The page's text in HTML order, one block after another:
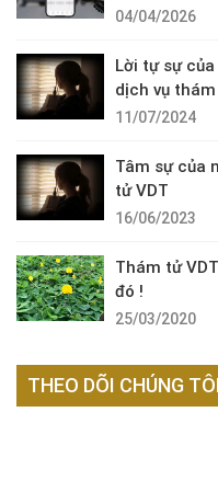
04/04/2026
Lời tự sự
dịch vụ
11/07/2024
Tâm sự của
tử VDT
16/06/2023
Thám tử
đó !
25/03/2020
THEO DÕI CHÚNG